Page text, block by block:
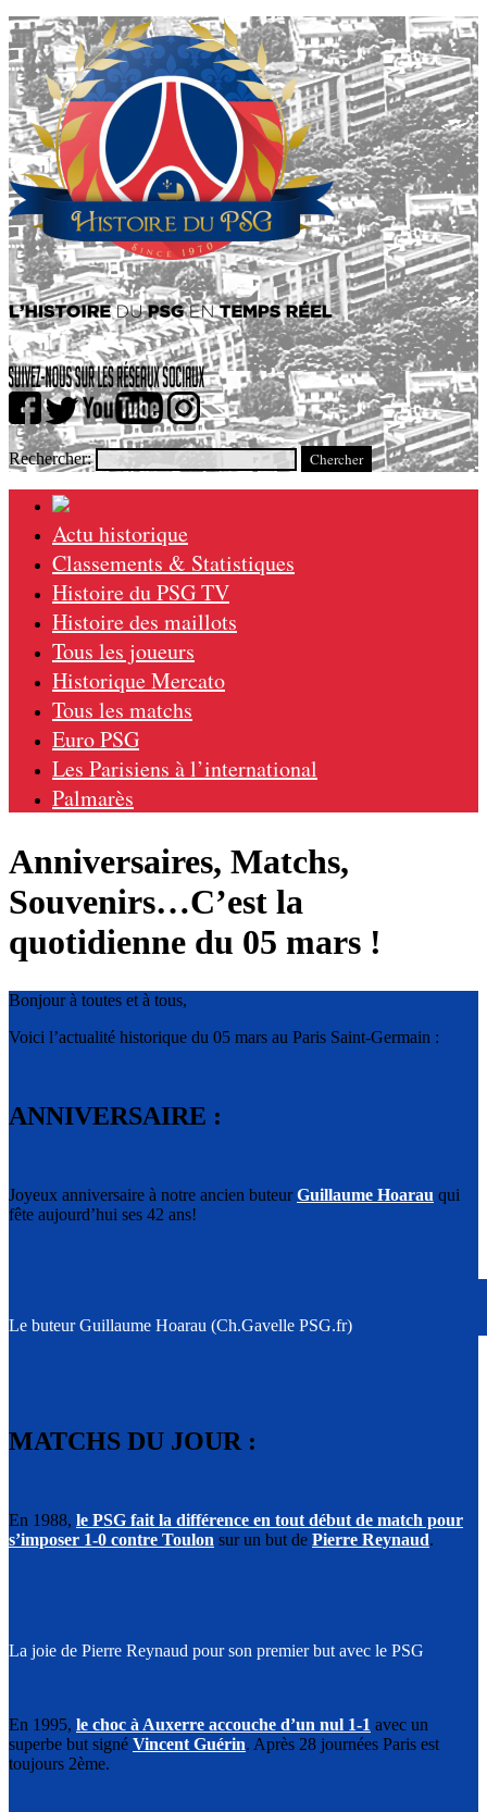
Rechercher:
Actu historique
Classements & Statistiques
Histoire du PSG TV
Histoire des maillots
Tous les joueurs
Historique Mercato
Tous les matchs
Euro PSG
Les Parisiens à l’international
Palmarès
Anniversaires, Matchs,
Souvenirs…C’est la
quotidienne du 05 mars !
Bonjour à toutes et à tous,
Voici l’actualité historique du 05 mars au Paris Saint-Germain :
ANNIVERSAIRE :
Joyeux anniversaire à notre ancien buteurGuillaume Hoarau qui
fête aujourd’hui ses 42 ans!
Le buteur Guillaume Hoarau (Ch.Gavelle PSG.fr)
MATCHS DU JOUR :
En 1988, le PSG fait la différence en tout début de match pour
s’imposer 1-0 contre Toulon sur un but de Pierre Reynaud.
La joie de Pierre Reynaud pour son premier but avec le PSG
En 1995, le choc à Auxerre accouche d’un nul 1-1 avec un
superbe but signé Vincent Guérin. Après 28 journées Paris est
toujours 2ème.